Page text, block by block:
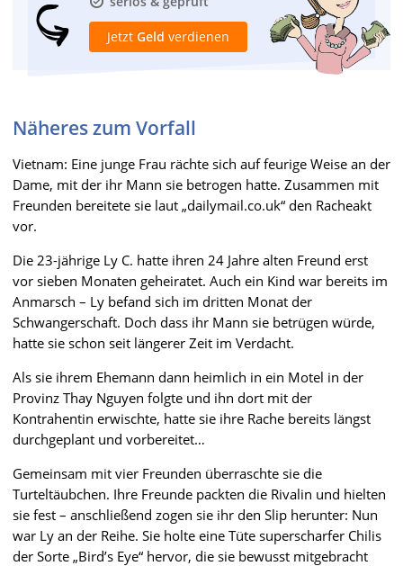
Jetzt Geld verdienen
Näheres zum Vorfall
Vietnam: Eine junge Frau rächte sich auf feurige Weise an der
Dame, mit der ihr Mann sie betrogen hatte. Zusammen mit
Freunden bereitete sie laut „dailymail.co.uk“ den Racheakt
vor.
Die 23-jährige Ly C. hatte ihren 24 Jahre alten Freund erst
vor sieben Monaten geheiratet. Auch ein Kind war bereits im
Anmarsch – Ly befand sich im dritten Monat der
Schwangerschaft. Doch dass ihr Mann sie betrügen würde,
hatte sie schon seit längerer Zeit im Verdacht.
Als sie ihrem Ehemann dann heimlich in ein Motel in der
Provinz Thay Nguyen folgte und ihn dort mit der
Kontrahentin erwischte, hatte sie ihre Rache bereits längst
durchgeplant und vorbereitet…
Gemeinsam mit vier Freunden überraschte sie die
Turteltäubchen. Ihre Freunde packten die Rivalin und hielten
sie fest – anschließend zogen sie ihr den Slip herunter: Nun
war Ly an der Reihe. Sie holte eine Tüte superscharfer Chilis
der Sorte „Bird’s Eye“ hervor, die sie bewusst mitgebracht